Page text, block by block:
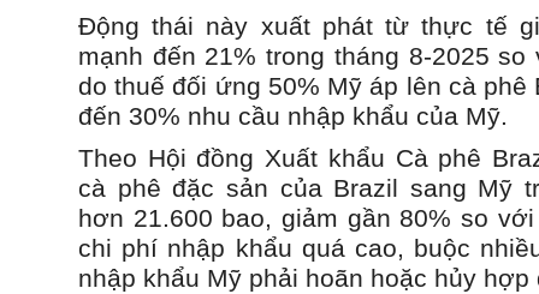
Động thái này xuất phát từ thực tế
mạnh đến 21% trong tháng 8-2025
do thuế đối ứng 50% Mỹ áp lên cà phê
đến 30% nhu cầu nhập khẩu của Mỹ.
Theo Hội đồng Xuất khẩu Cà phê
cà phê đặc sản của Brazil sang Mỹ
hơn 21.600 bao, giảm gần 80% so
chi phí nhập khẩu quá cao, buộc
nhập khẩu Mỹ phải hoãn hoặc hủy hợp